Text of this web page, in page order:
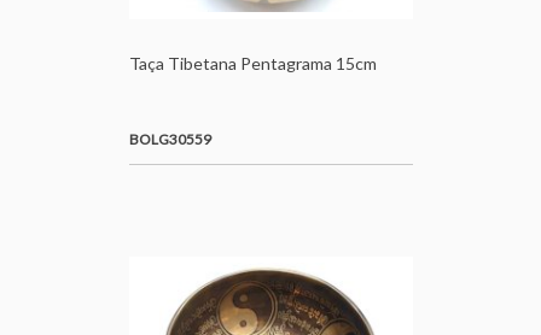
Taça Tibetana Pentagrama 15cm
BOLG30559